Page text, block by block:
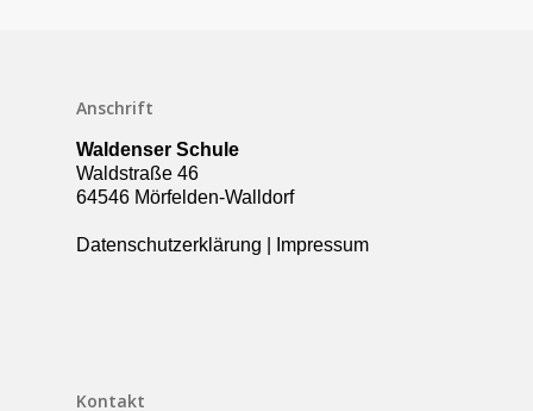
Anschrift
Waldenser Schule
Waldstraße 46
64546 Mörfelden-Walldorf
Datenschutzerklärung Impressum
Kontakt
Kollegium
Rundgang